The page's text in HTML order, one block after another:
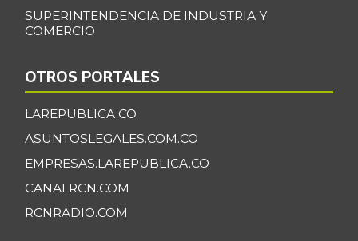
SUPERINTENDENCIA DE INDUSTRIA Y
COMERCIO
OTROS PORTALES
LAREPUBLICA.CO
ASUNTOSLEGALES.COM.CO
EMPRESAS.LAREPUBLICA.CO
CANALRCN.COM
RCNRADIO.COM